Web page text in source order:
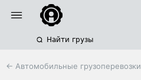
Найти грузы
← Автомобильные грузоперевозки